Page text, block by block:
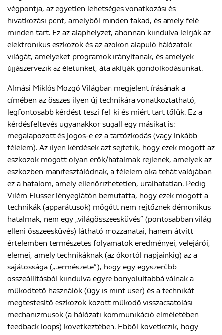
végpontja, az egyetlen lehetséges vonatkozási és
hivatkozási pont, amelyből minden fakad, és amely felé
minden tart. Ez az alaphelyzet, ahonnan kiindulva leírják az
elektronikus eszközök és az azokon alapuló hálózatok
világát, amelyeket programok irányítanak, és amelyek
újjászervezik az életünket, átalakítják gondolkodásunkat.
Almási Miklós Mozgó Világban megjelent írásának a
címében az összes ilyen új technikára vonatkoztatható,
legfontosabb kérdést teszi fel: ki és miért tart tőlük. Ez a
kérdésfeltevés ugyanakkor sugall egy másikat is:
megalapozott és jogos-e ez a tartózkodás (vagy inkább
félelem). Az ilyen kérdések azt sejtetik, hogy ezek mögött az
eszközök mögött olyan erők/hatalmak rejlenek, amelyek az
eszközben manifesztálódnak, a félelem oka tehát valójában
ez a hatalom, amely ellenőrizhetetlen, uralhatatlan. Pedig
Vilém Flusser lényeglátón bemutatta, hogy ezek mögött a
technikák (apparátusok) mögött nem rejtőznek démonikus
hatalmak, nem egy „világösszeesküvés” (pontosabban világ
elleni összeesküvés) látható mozzanatai, hanem átvitt
értelemben természetes folyamatok eredményei, velejárói,
elemei, amely technikáknak (az ókortól napjainkig) az a
sajátossága („természete”), hogy egy egyszerűbb
összeállításból kiindulva egyre bonyolultabbá válnak a
működtető használók (úgy is mint user) és a technikát
megtestesítő eszközök között működő visszacsatolási
mechanizmusok (a hálózati kommunikáció elméletében
feedback loops) következtében. Ebből következik, hogy